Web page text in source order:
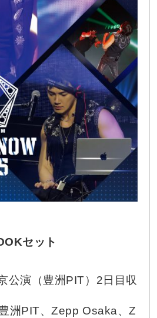
セット
公演（豊洲PIT）2日目収
洲PIT、Zepp Osaka、Z